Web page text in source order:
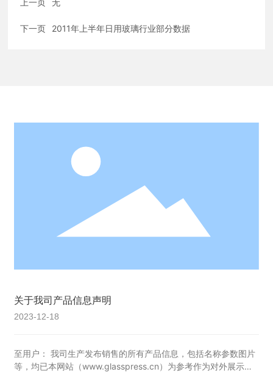
上一页 无
下一页 2011年上半年日用玻璃行业部分数据
关于我司产品信息声明
2023-12-18
至用户： 我司生产发布销售的所有产品信息，包括名称参数图片
等，均已本网站（www.glasspress.cn）为参考作为对外展示。